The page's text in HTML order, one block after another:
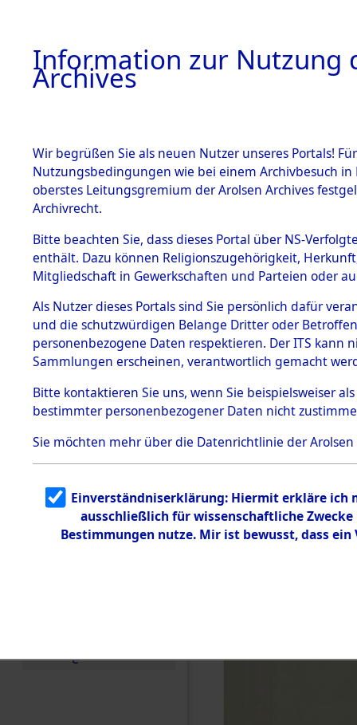
BESTÄNDE
1.
mente
5. Verschiedenes
5.3
Todesmärsche
5.3.1 Alliierte
Erhebungen
zu
Todesmärsch
en
5.3.2
g
5.3.3
Todesmärsch
e
der
Information zur Nutzung
Archives
Wir begrüßen Sie als neuen Nutzer unseres Portals!
Nutzungsbedingungen wie bei einem Archivbesuch
oberstes Leitungsgremium der Arolsen Archives
Archivrecht.
Bitte beachten Sie, dass dieses Portal über NS-
enthält. Dazu können Religionszugehörigkeit,
Mitgliedschaft in Gewerkschaften und Parteien oder
Als Nutzer dieses Portals sind Sie persönlich dafür
und die schutzwürdigen Belange Dritter oder
personenbezogene Daten respektieren. Der ITS
Sammlungen erscheinen, verantwortlich gemacht
Bitte kontaktieren Sie uns, wenn Sie beispielsweiser
bestimmter personenbezogener Daten nicht
Sie möchten mehr über die Datenrichtlinie der Arolsen
Einverständniserklärung: Hiermit erkläre ich
ausschließlich für wissenschaftliche
Bestimmungen nutze. Mir ist bewusst, dass